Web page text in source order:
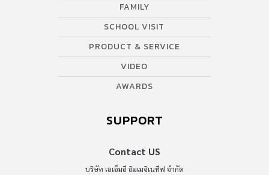
FAMILY
SCHOOL VISIT
PRODUCT & SERVICE
VIDEO
AWARDS
SUPPORT
Contact US
บริษัท เอเอ็มอี อิมเมจิเนทีฟ จำกัด